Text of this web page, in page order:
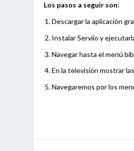
Los pasos a seguir son:
Descargar la aplicación
Instalar Serviio y
Navegar hasta el menú
En la televisión mostrar
Navegaremos por los